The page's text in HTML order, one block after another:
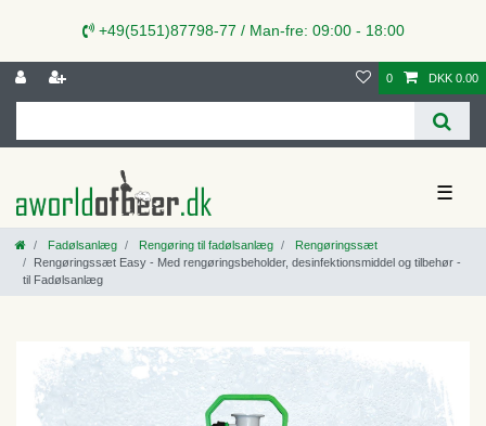
+49(5151)87798-77 / Man-fre: 09:00 - 18:00
0 DKK 0.00
☰
Fadølsanlæg Rengøring til fadølsanlæg
Rengøringssæt
Rengøringssæt Easy - Med rengøringsbeholder, desinfektionsmiddel og tilbehør -
til Fadølsanlæg